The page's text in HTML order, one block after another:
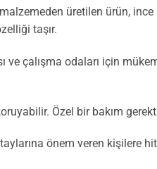
üretilen ürün,
taşır.
ve çalışma odaları için
Özel bir bakım
önem veren kişilere